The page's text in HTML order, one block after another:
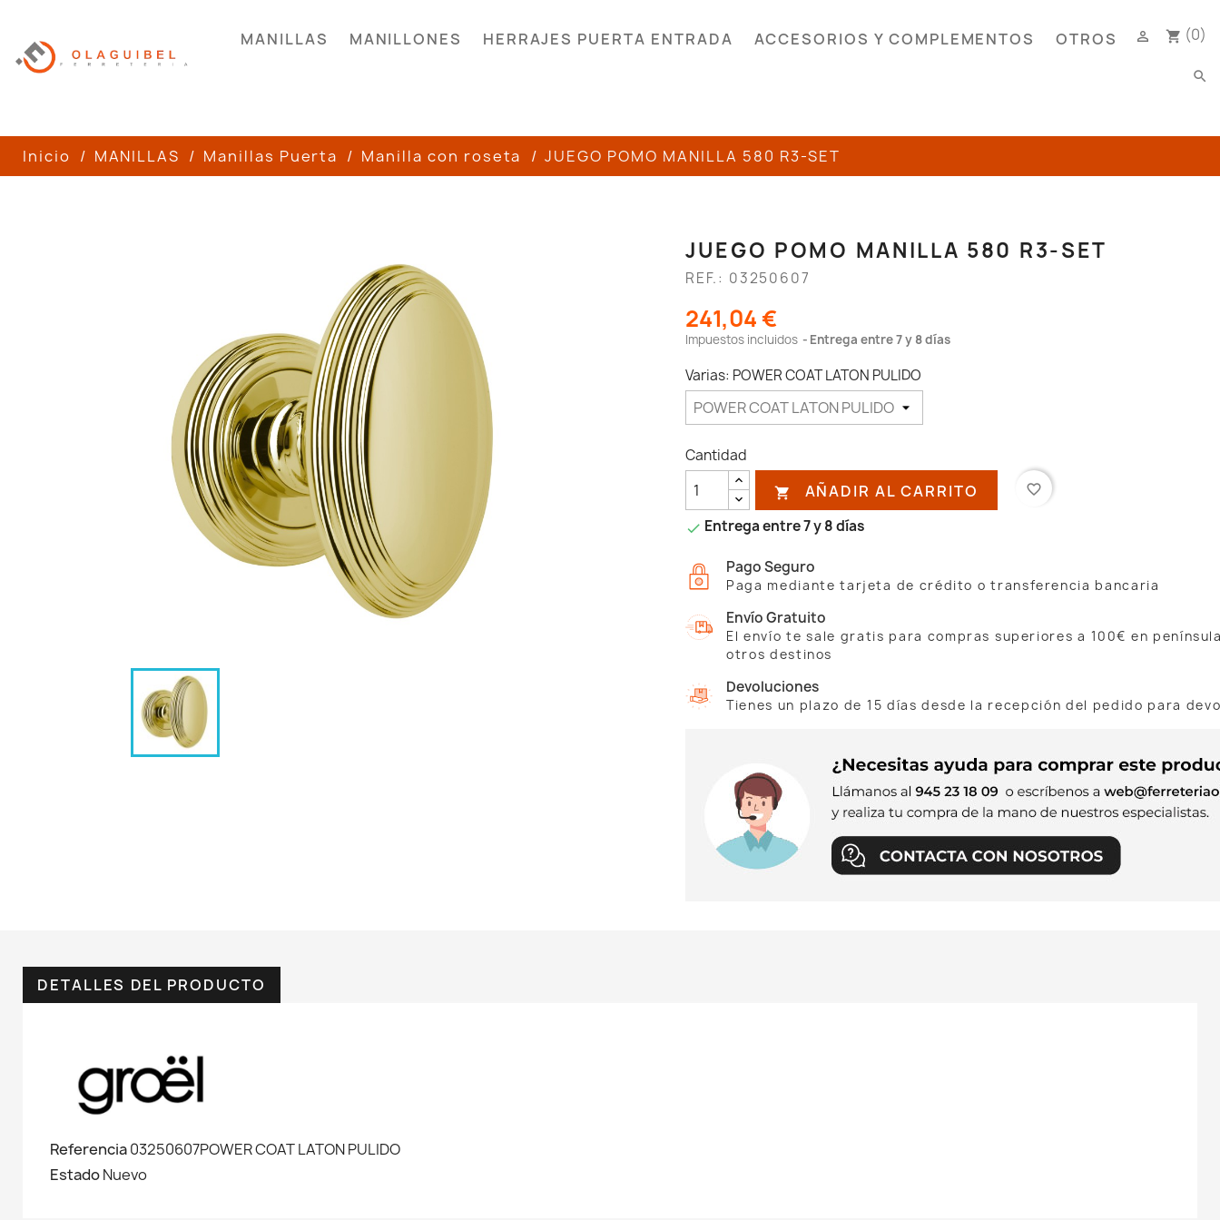
MANILLAS MANILLONES HERRAJES PUERTA ENTRADA ACCESORIOS Y COMPLEMENTOS OTROS shopping_cart (0)

search
Inicio MANILLAS Manillas Puerta Manilla con roseta JUEGO POMO MANILLA 580 R3-SET
JUEGO POMO MANILLA 580 R3-SET
REF.: 03250607
241,04 €
Impuestos incluidos Entrega entre 7 y 8 días
Varias: POWER COAT LATON PULIDO
Cantidad
 AÑADIR AL CARRITO favorite_border
 Entrega entre 7 y 8 días
Pago Seguro
Paga mediante tarjeta de crédito o transferencia bancaria
Envío Gratuito
El envío te sale gratis para compras superiores a 100€ en
otros destinos
Devoluciones
Tienes un plazo de 15 días desde la recepción del pedido para
DETALLES DEL PRODUCTO
Referencia03250607POWER COAT LATON PULIDO
EstadoNuevo